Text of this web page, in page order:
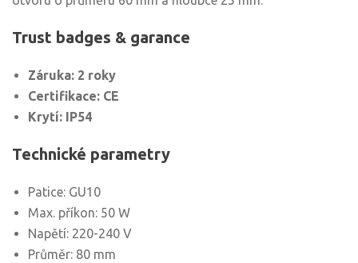
Trust badges & garance
Záruka: 2 roky
Certifikace: CE
Krytí: IP54
Technické parametry
Patice: GU10
Max. příkon: 50 W
Napětí: 220-240 V
Průměr: 80 mm